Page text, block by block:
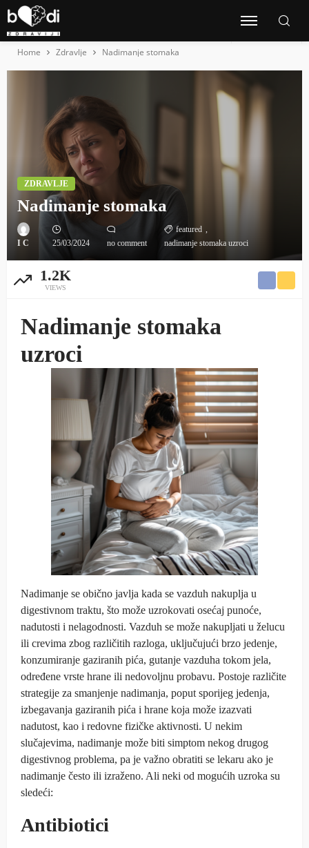
Home Zdravlje Nadimanje stomaka
ZDRAVLJE
Nadimanje stomaka
I C 25/03/2024 no comment
featured
nadimanje stomaka uzroci
1.2K
VIEWS
Nadimanje stomaka
uzroci
Nadimanje se obično javlja kada se vazduh nakuplja u
digestivnom traktu, što može uzrokovati osećaj punoće,
nadutosti i nelagodnosti. Vazduh se može nakupljati u želucu
ili crevima zbog različitih razloga, uključujući brzo jedenje,
konzumiranje gaziranih pića, gutanje vazduha tokom jela,
određene vrste hrane ili nedovoljnu probavu. Postoje različite
strategije za smanjenje nadimanja, poput sporijeg jedenja,
izbegavanja gaziranih pića i hrane koja može izazvati
nadutost, kao i redovne fizičke aktivnosti. U nekim
slučajevima, nadimanje može biti simptom nekog drugog
digestivnog problema, pa je važno obratiti se lekaru ako je
nadimanje često ili izraženo. Ali neki od mogućih uzroka su
sledeći:
Antibiotici